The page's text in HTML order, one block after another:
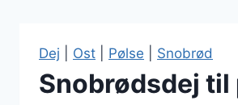
Dej Ost Pølse Snobrød
Snobrødsdej